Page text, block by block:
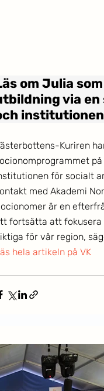
om Julia
via en
Kuriren
för socialt
med Akademi
är en
fortsätta att fokusera
för vår region,
hela artikeln på VK